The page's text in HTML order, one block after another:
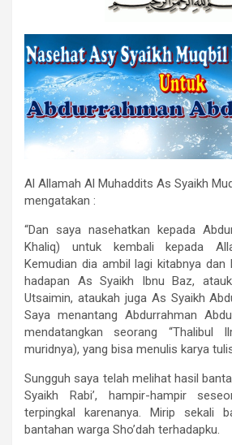
Al Allamah Al Muhaddits As Syaikh
mengatakan :
“Dan saya nasehatkan kepada
Khaliq) untuk kembali kepada
Kemudian dia ambil lagi kitabnya dan
hadapan As Syaikh Ibnu Baz,
Utsaimin, ataukah juga As Syaikh
Saya menantang Abdurrahman
mendatangkan seorang “Thalibul
muridnya), yang bisa menulis karya
Sungguh saya telah melihat hasil
Syaikh Rabi’, hampir-hampir
terpingkal karenanya. Mirip sekali
bantahan warga Sho’dah terhadapku.